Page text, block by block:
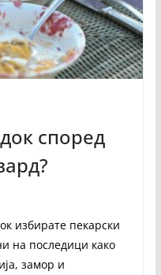
според
избирате пекарски
на последици како
замор и